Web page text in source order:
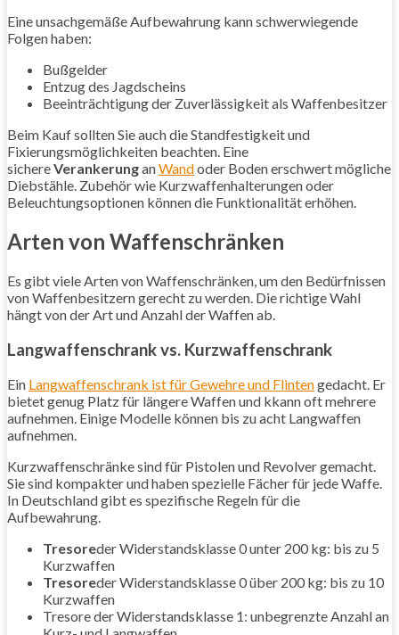
Eine unsachgemäße Aufbewahrung kann schwerwiegende
Folgen haben:
Bußgelder
Entzug des Jagdscheins
Beeinträchtigung der Zuverlässigkeit als Waffenbesitzer
Beim Kauf sollten Sie auch die Standfestigkeit und
Fixierungsmöglichkeiten beachten. Eine
sichereVerankerunganWandoder Boden erschwert mögliche
Diebstähle. Zubehör wie Kurzwaffenhalterungen oder
Beleuchtungsoptionen können die Funktionalität erhöhen.
Arten von Waffenschränken
Es gibt viele Arten von Waffenschränken, um den Bedürfnissen
von Waffenbesitzern gerecht zu werden. Die richtige Wahl
hängt von der Art und Anzahl der Waffen ab.
Langwaffenschrank vs. Kurzwaffenschrank
Ein Langwaffenschrank ist für Gewehre und Flintengedacht. Er
bietet genug Platz für längere Waffen und kkann oft mehrere
aufnehmen. Einige Modelle können bis zu acht Langwaffen
aufnehmen.
Kurzwaffenschränke sind für Pistolen und Revolver gemacht.
Sie sind kompakter und haben spezielle Fächer für jede Waffe.
In Deutschland gibt es spezifische Regeln für die
Aufbewahrung.
Tresoreder Widerstandsklasse 0 unter 200 kg: bis zu 5
Kurzwaffen
Tresoreder Widerstandsklasse 0 über 200 kg: bis zu 10
Kurzwaffen
Tresore der Widerstandsklasse 1: unbegrenzte Anzahl an